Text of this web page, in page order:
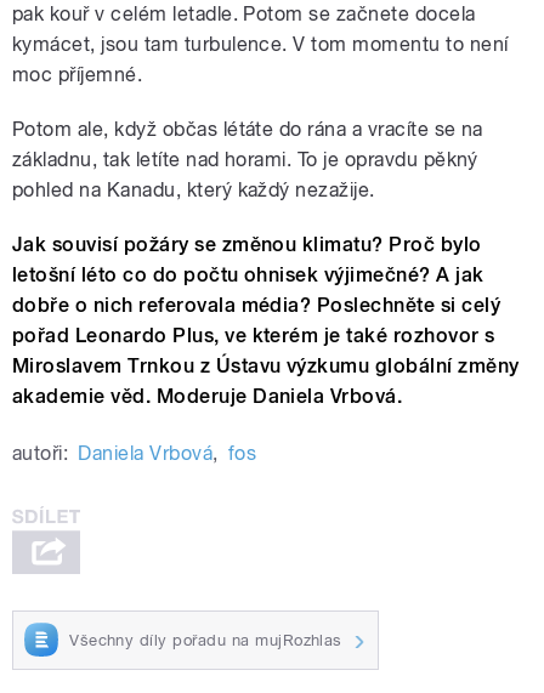
pak kouř v celém letadle. Potom se začnete docela
kymácet, jsou tam turbulence. V tom momentu to není
moc příjemné.
Potom ale, když občas létáte do rána a vracíte se na
základnu, tak letíte nad horami. To je opravdu pěkný
pohled na Kanadu, který každý nezažije.
Jak souvisí požáry se změnou klimatu? Proč bylo
letošní léto co do počtu ohnisek výjimečné? A jak
dobře o nich referovala média? Poslechněte si celý
pořad Leonardo Plus, ve kterém je také rozhovor s
Miroslavem Trnkou z Ústavu výzkumu globální změny
akademie věd. Moderuje Daniela Vrbová.
autoři: Daniela Vrbová, fos
Všechny díly pořadu na mujRozhlas